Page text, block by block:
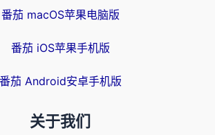
番茄 macOS苹果电脑版
番茄 iOS苹果手机版
番茄 Android安卓手机版
关于我们